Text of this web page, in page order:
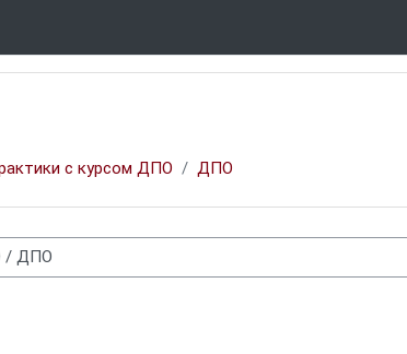
с курсом ДПО ДПО